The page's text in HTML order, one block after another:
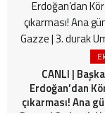
CANLI |
Erdoğan’dan
çıkarması! Ana